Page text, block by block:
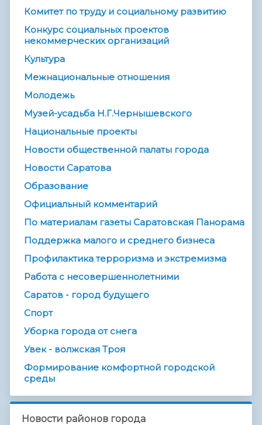
Комитет по труду и социальному развитию
Конкурс социальных проектов
некоммерческих организаций
Культура
Межнациональные отношения
Молодежь
Музей-усадьба Н.Г.Чернышевского
Национальные проекты
Новости общественной палаты города
Новости Саратова
Образование
Официальный комментарий
По материалам газеты Саратовская Панорама
Поддержка малого и среднего бизнеса
Профилактика терроризма и экстремизма
Работа с несовершеннолетними
Саратов - город будущего
Спорт
Уборка города от снега
Увек - волжская Троя
Формирование комфортной городской
среды
Новости районов города